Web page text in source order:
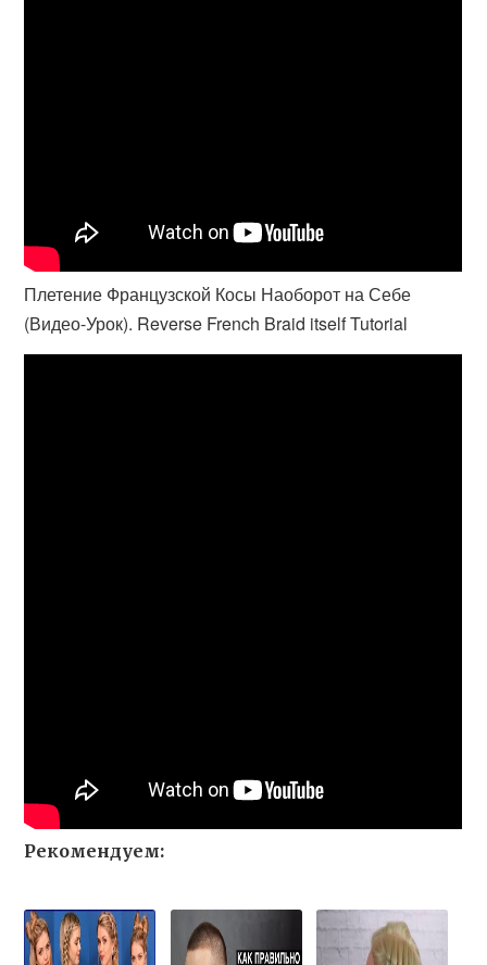
Плетение Французской Косы Наоборот на Себе
(Видео-Урок). Reverse French Braid itself Tutorial
Рекомендуем: